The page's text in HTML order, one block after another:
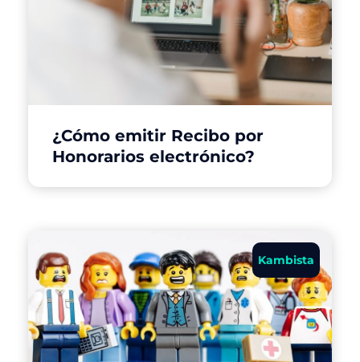
¿Cómo emitir Recibo por
Honorarios electrónico?
Kambista